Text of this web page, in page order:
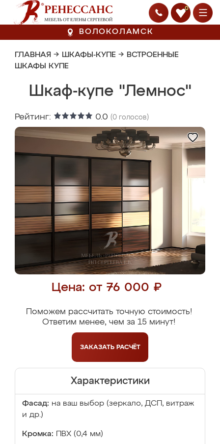
0
ВОЛОКОЛАМСК
ГЛАВНАЯ → ШКАФЫ-КУПЕ → ВСТРОЕННЫЕ
ШКАФЫ КУПЕ
Шкаф-купе "Лемнос"
Рейтинг: 0.0 (0 голосов)
Цена: от 76 000 ₽
Поможем рассчитать точную стоимость!
Ответим менее, чем за 15 минут!
ЗАКАЗАТЬ РАСЧЁТ
Характеристики
Фасад: на ваш выбор (зеркало, ДСП, витраж
и др.)
Кромка: ПВХ (0,4 мм)